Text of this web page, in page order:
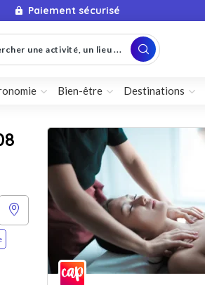
Paiement sécurisé
une activité, un lieu ...
Bien-être Destinations